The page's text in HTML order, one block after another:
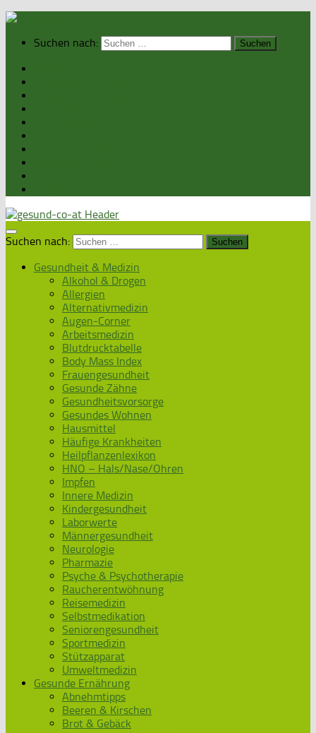
Suchen nach:
Suchen nach:
Gesundheit & Medizin
Alkohol & Drogen
Allergien
Alternativmedizin
Augen-Corner
Arbeitsmedizin
Blutdrucktabelle
Body Mass Index
Frauengesundheit
Gesunde Zähne
Gesundheitsvorsorge
Gesundes Wohnen
Hausmittel
Häufige Krankheiten
Heilpflanzenlexikon
HNO – Hals/Nase/Ohren
Impfen
Innere Medizin
Kindergesundheit
Laborwerte
Männergesundheit
Neurologie
Pharmazie
Psyche & Psychotherapie
Raucherentwöhnung
Reisemedizin
Selbstmedikation
Seniorengesundheit
Sportmedizin
Stützapparat
Umweltmedizin
Gesunde Ernährung
Abnehmtipps
Beeren & Kirschen
Brot & Gebäck